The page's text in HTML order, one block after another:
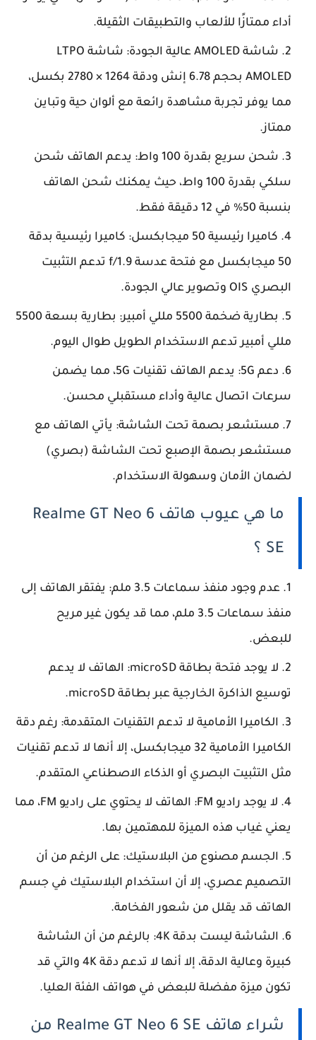
أداء ممتازًا للألعاب والتطبيقات الثقيلة.
شاشة AMOLED عالية الجودة: شاشة LTPO
AMOLED بحجم 6.78 إنش ودقة 1264 × 2780 بكسل،
مما يوفر تجربة مشاهدة رائعة مع ألوان حية وتباين
ممتاز.
شحن سريع بقدرة 100 واط: يدعم الهاتف شحن
سلكي بقدرة 100 واط، حيث يمكنك شحن الهاتف
بنسبة 50% في 12 دقيقة فقط.
كاميرا رئيسية 50 ميجابكسل: كاميرا رئيسية بدقة
50 ميجابكسل مع فتحة عدسة f/1.9 تدعم التثبيت
البصري OIS وتصوير عالي الجودة.
بطارية ضخمة 5500 مللي أمبير: بطارية بسعة 5500
مللي أمبير تدعم الاستخدام الطويل طوال اليوم.
دعم 5G: يدعم الهاتف تقنيات 5G، مما يضمن
سرعات اتصال عالية وأداء مستقبلي محسن.
مستشعر بصمة تحت الشاشة: يأتي الهاتف مع
مستشعر بصمة الإصبع تحت الشاشة (بصري)
لضمان الأمان وسهولة الاستخدام.
ما هي عيوب هاتف Realme GT Neo 6
SE ؟
عدم وجود منفذ سماعات 3.5 ملم: يفتقر الهاتف إلى
منفذ سماعات 3.5 ملم، مما قد يكون غير مريح
للبعض.
لا يوجد فتحة بطاقة microSD: الهاتف لا يدعم
توسيع الذاكرة الخارجية عبر بطاقة microSD.
الكاميرا الأمامية لا تدعم التقنيات المتقدمة: رغم دقة
الكاميرا الأمامية 32 ميجابكسل، إلا أنها لا تدعم تقنيات
مثل التثبيت البصري أو الذكاء الاصطناعي المتقدم.
لا يوجد راديو FM: الهاتف لا يحتوي على راديو FM، مما
يعني غياب هذه الميزة للمهتمين بها.
الجسم مصنوع من البلاستيك: على الرغم من أن
التصميم عصري، إلا أن استخدام البلاستيك في جسم
الهاتف قد يقلل من شعور الفخامة.
الشاشة ليست بدقة 4K: بالرغم من أن الشاشة
كبيرة وعالية الدقة، إلا أنها لا تدعم دقة 4K والتي قد
تكون ميزة مفضلة للبعض في هواتف الفئة العليا.
شراء هاتف Realme GT Neo 6 SE من